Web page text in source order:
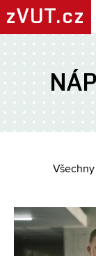
zVUT.cz